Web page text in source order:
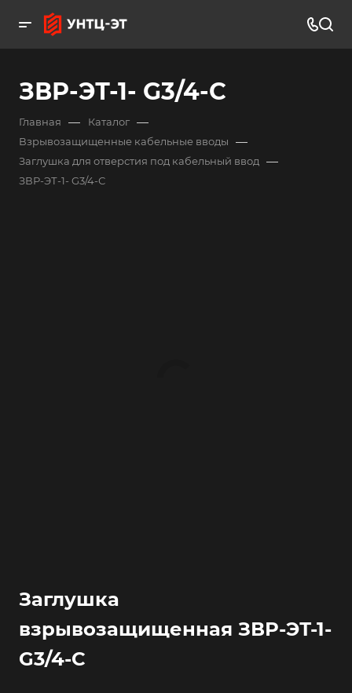
ЗВР-ЭТ-1- G3/4-С
Главная — Каталог —
Взрывозащищенные кабельные вводы —
Заглушка для отверстия под кабельный ввод —
ЗВР-ЭТ-1- G3/4-С
Заглушка
взрывозащищенная ЗВР-ЭТ-1-
G3/4-С